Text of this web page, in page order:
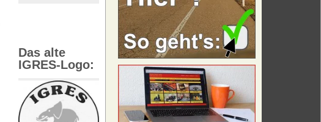
Das alte
IGRES-Logo: